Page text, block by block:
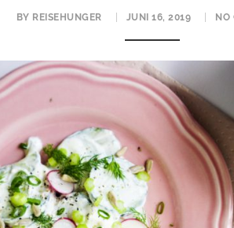
BY REISEHUNGER JUNI 16, 2019 NO